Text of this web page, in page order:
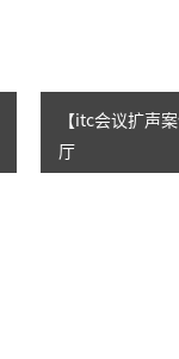
【itc会议扩声
厅